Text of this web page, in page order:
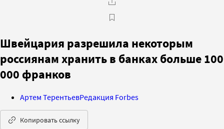
Швейцария разрешила некоторым
россиянам хранить в банках больше 100
000 франков
Артем ТерентьевРедакция Forbes
Копировать ссылку